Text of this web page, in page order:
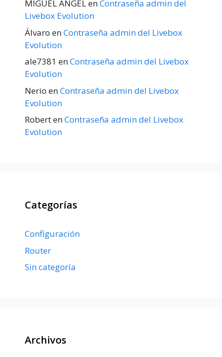
MIGUEL ANGELenContraseña admin del
Livebox Evolution
Álvaro enContraseña admin del Livebox
Evolution
ale7381 enContraseña admin del Livebox
Evolution
Nerio enContraseña admin del Livebox
Evolution
RobertenContraseña admin del Livebox
Evolution
Categorías
Configuración
Router
Sin categoría
Archivos